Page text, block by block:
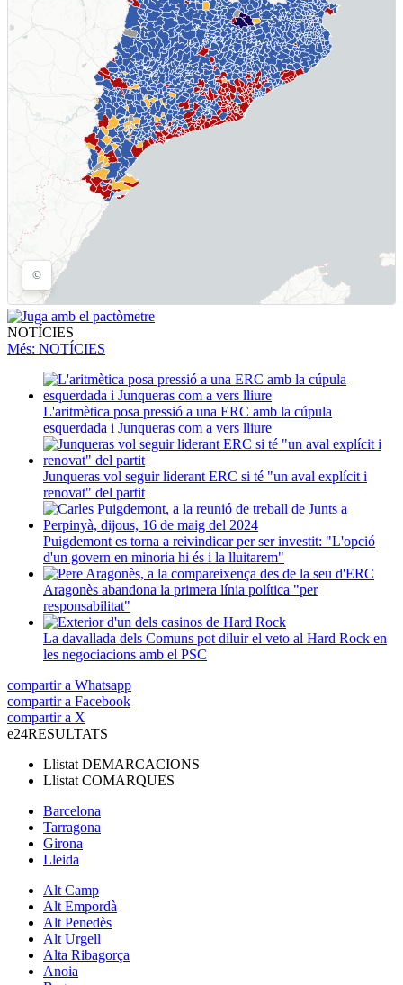
NOTÍCIES
Més: NOTÍCIES
L'aritmètica posa pressió a una ERC amb la cúpula
esquerdada i Junqueras com a vers lliure
Junqueras vol seguir liderant ERC si té "un aval explícit i
renovat" del partit
Puigdemont es torna a reivindicar per ser investit: "L'opció
d'un govern en minoria hi és i la lluitarem"
Aragonès abandona la primera línia política "per
responsabilitat"
La davallada dels Comuns pot diluir el veto al Hard Rock en
les negociacions amb el PSC
compartir a Whatsapp
compartir a Facebook
compartir a X
e24RESULTATS
Llistat DEMARCACIONS
Llistat COMARQUES
Barcelona
Tarragona
Girona
Lleida
Alt Camp
Alt Empordà
Alt Penedès
Alt Urgell
Alta Ribagorça
Anoia